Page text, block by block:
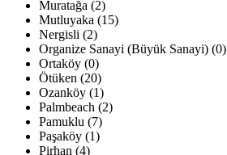
Muratağa (2)
Mutluyaka (15)
Nergisli (2)
Organize Sanayi (Büyük Sanayi) (0)
Ortaköy (0)
Ötüken (20)
Ozanköy (1)
Palmbeach (2)
Pamuklu (7)
Paşaköy (1)
Pirhan (4)